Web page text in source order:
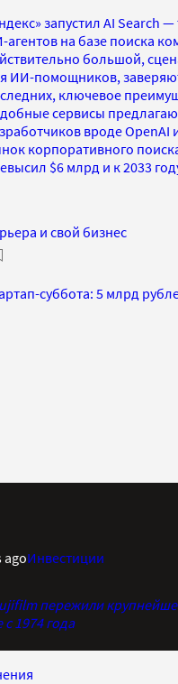
запустил AI Search
агентов на базе поиска
большой,
ИИ-помощников,
ключевое
сервисы
вроде OpenAI
корпоративного
$6 млрд и к 2033
и свой бизнес
суббота: 5 млрд
agoИнвестиции
пережили
1974 года